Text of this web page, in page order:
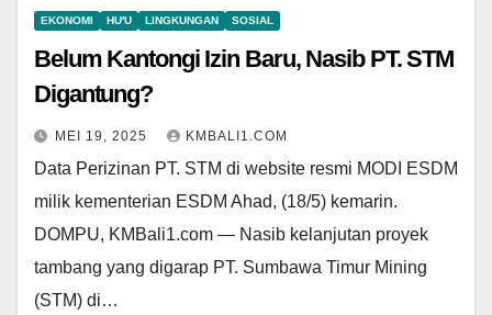
EKONOMI HU'U LINGKUNGAN SOSIAL
Belum Kantongi Izin Baru, Nasib PT. STM
Digantung?
MEI 19, 2025 KMBALI1.COM
Data Perizinan PT. STM di website resmi MODI ESDM
milik kementerian ESDM Ahad, (18/5) kemarin.
DOMPU, KMBali1.com — Nasib kelanjutan proyek
tambang yang digarap PT. Sumbawa Timur Mining
(STM) di…